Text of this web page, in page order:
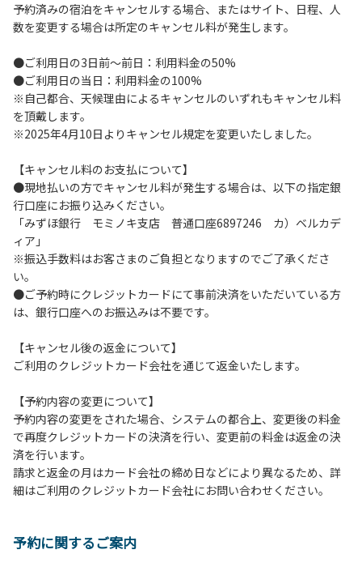
２.利用上のルールを遵守いただき、ご自身で事故防止に努め
てください。
４.場内を車で移動する場合は、徐行運転（5km/h以下）を
行ってください。
５.施設内は土足禁止です。
６.コテージ・ロッジ棟内は禁煙です。
７.ゴミは分別した上で、燃えるごみ以外は中身を洗い、チェ
８.不可抗力以外の事由により建造物、家具、備品、その他の
物品を損傷、紛失、汚染させた場合には、相当額を弁償して
いただくことがあります。
９.施設内（駐車場含む）での事故や盗難などにつきまして
は、一切の責任を負いかねます。
【コテージご利用上の注意事項ならびに禁止事項】
１.動物（ペット類）の同伴はご遠慮願います。
３.調度品などの持ち出しはしないでください。
４.ご訪問客とのコテージ内での面会はご遠慮願います。
６.周囲に迷惑となるような行為（夜間の大声での談笑等）や
他人に嫌悪感を与えるような行為はお止めください。
７.BBQ台（BBQコンロやグリル）は室内およびデッキ部分
は使用禁止です。使用の際は土面またはアスファルト面にて
床面から高さ60cm以上離してご利用ください。
８.炭火の利用後は炭の鎮火の確認をお願いいたします。
テントの設営、テーブル・椅子の持ち出しは禁止です。
予約済みの宿泊をキャンセルする場合、またはサイト、日程、人
数を変更する場合は所定のキャンセル料が発生します。
●ご利用日の3日前～前日：利用料金の50%
●ご利用日の当日：利用料金の100%
※自己都合、天候理由によるキャンセルのいずれもキャンセル料
を頂戴します。
※2025年4月10日よりキャンセル規定を変更いたしました。
【キャンセル料のお支払について】
●現地払いの方でキャンセル料が発生する場合は、以下の指定銀
行口座にお振り込みください。
「みずほ銀行 モミノキ支店 普通口座6897246 カ）ベルカデ
ィア」
※振込手数料はお客さまのご負担となりますのでご了承くださ
い。
●ご予約時にクレジットカードにて事前決済をいただいている方
は、銀行口座へのお振込みは不要です。
【キャンセル後の返金について】
ご利用のクレジットカード会社を通じて返金いたします。
【予約内容の変更について】
予約内容の変更をされた場合、システムの都合上、変更後の料金
で再度クレジットカードの決済を行い、変更前の料金は返金の決
済を行います。
請求と返金の月はカード会社の締め日などにより異なるため、詳
細はご利用のクレジットカード会社にお問い合わせください。
予約に関するご案内